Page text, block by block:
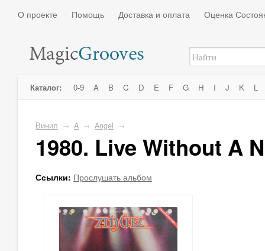
О проекте Помощь Доставка и оплата Оценка
Каталог: 0-9 A B C D E F G H I J K L
Винил → A → Angel →
1980. Live Without A
Ссылки: Прослушать альбом